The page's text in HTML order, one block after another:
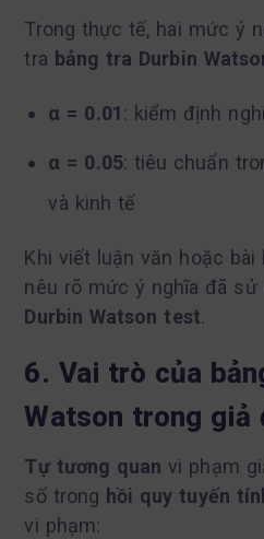
Trong thực tế, hai mức ý
tra bảng tra Durbin
α = 0.01: kiểm định
α = 0.05: tiêu chuẩn
và kinh tế
Khi viết luận văn hoặc bài
nêu rõ mức ý nghĩa đã sử
Durbin Watson test.
6. Vai trò của
Watson trong giả
Tự tương quan vi phạm
số trong hồi quy tuyến
vi phạm: